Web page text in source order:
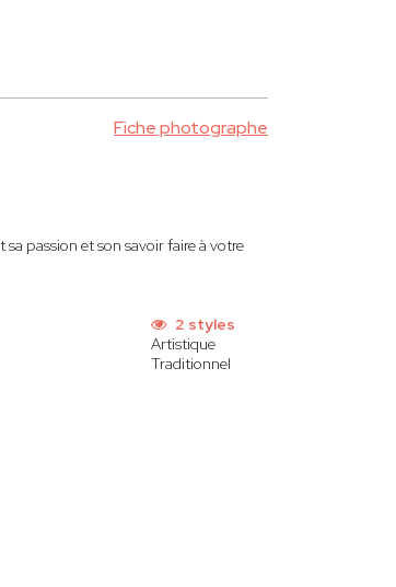
Fiche photographe
sa passion et son savoir faire à votre
2 styles
Artistique
Traditionnel